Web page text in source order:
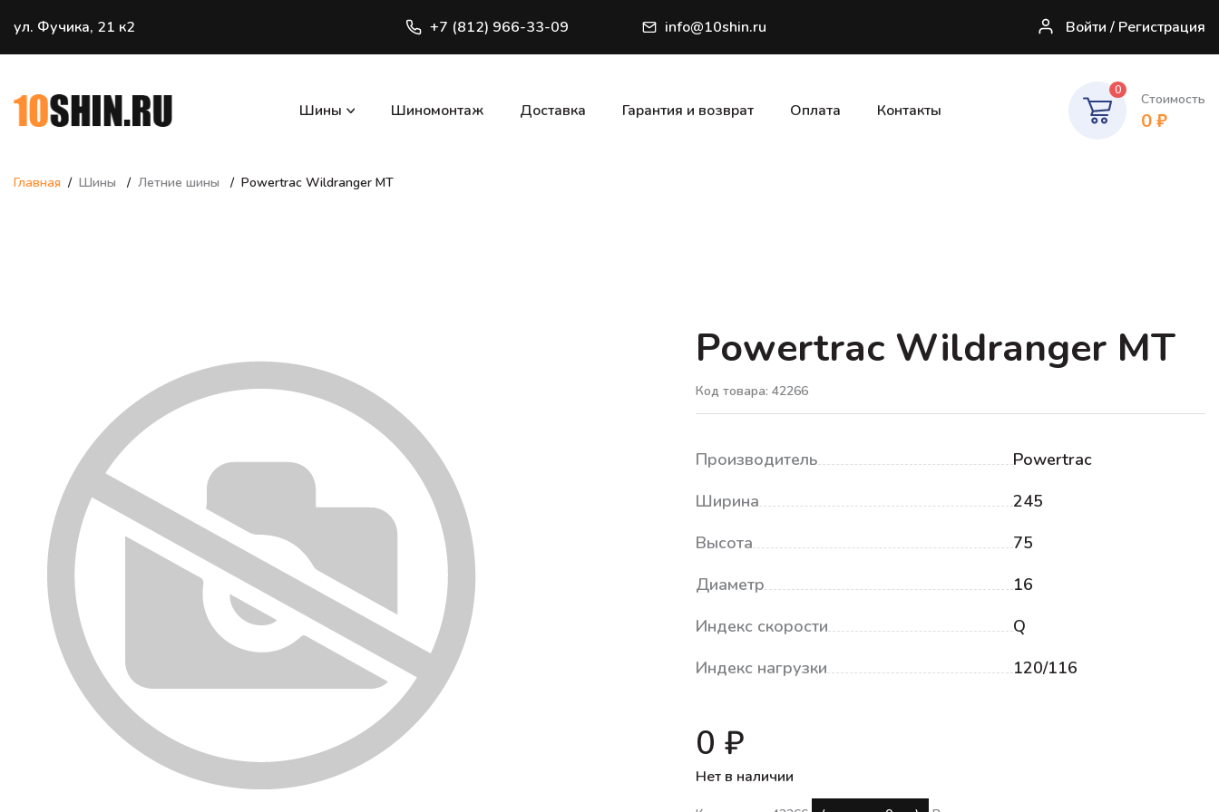
ул. Фучика, 21 к2 +7 (812) 966-33-09 info@10shin.ru Войти / Регистрация
Шины Шиномонтаж Доставка Гарантия и возврат Оплата Контакты
0
Стоимость
0₽
Главная Шины Летние шины Powertrac Wildranger MT
Powertrac Wildranger MT
Код товара: 42266
Производитель
Powertrac
Ширина
245
Высота
75
Диаметр
16
Индекс скорости
Q
Индекс нагрузки
120/116
0 ₽
Нет в наличии